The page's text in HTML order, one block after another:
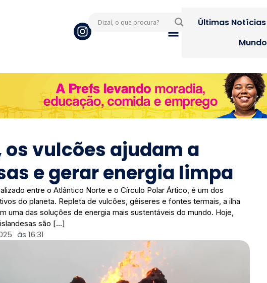
Últimas Notícias
Mundo
os vulcões ajudam a
e gerar energia limpa
entre o Atlântico Norte e o Círculo Polar Ártico, é um dos
do planeta. Repleta de vulcões, gêiseres e fontes termais, a ilha
uma das soluções de energia mais sustentáveis do mundo. Hoje,
são […]
às 16:31